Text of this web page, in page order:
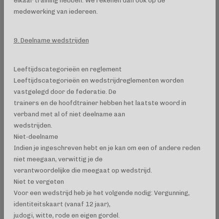
medewerking van iedereen.
9. Deelname wedstrijden
Leeftijdscategorieën en reglement
Leeftijdscategorieën en wedstrijdreglementen worden
vastgelegd door de federatie. De
trainers en de hoofdtrainer hebben het laatste woord in
verband met al of niet deelname aan
wedstrijden.
Niet-deelname
Indien je ingeschreven hebt en je kan om een of andere reden
niet meegaan, verwittig je de
verantwoordelijke die meegaat op wedstrijd.
Niet te vergeten
Voor een wedstrijd heb je het volgende nodig: Vergunning,
identiteitskaart (vanaf 12 jaar),
judogi, witte, rode en eigen gordel.